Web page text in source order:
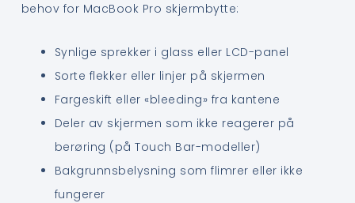
behov for MacBook Pro skjermbytte:
Synlige sprekker i glass eller LCD-panel
Sorte flekker eller linjer på skjermen
Fargeskift eller «bleeding» fra kantene
Deler av skjermen som ikke reagerer på
berøring (på Touch Bar-modeller)
Bakgrunnsbelysning som flimrer eller ikke
fungerer